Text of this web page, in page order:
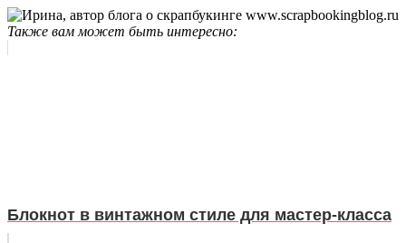
Также вам может быть интересно:
Блокнот в винтажном стиле для мастер-класса